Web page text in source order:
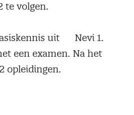
te volgen.
uit Nevi 1.
een examen. Na het
opleidingen.